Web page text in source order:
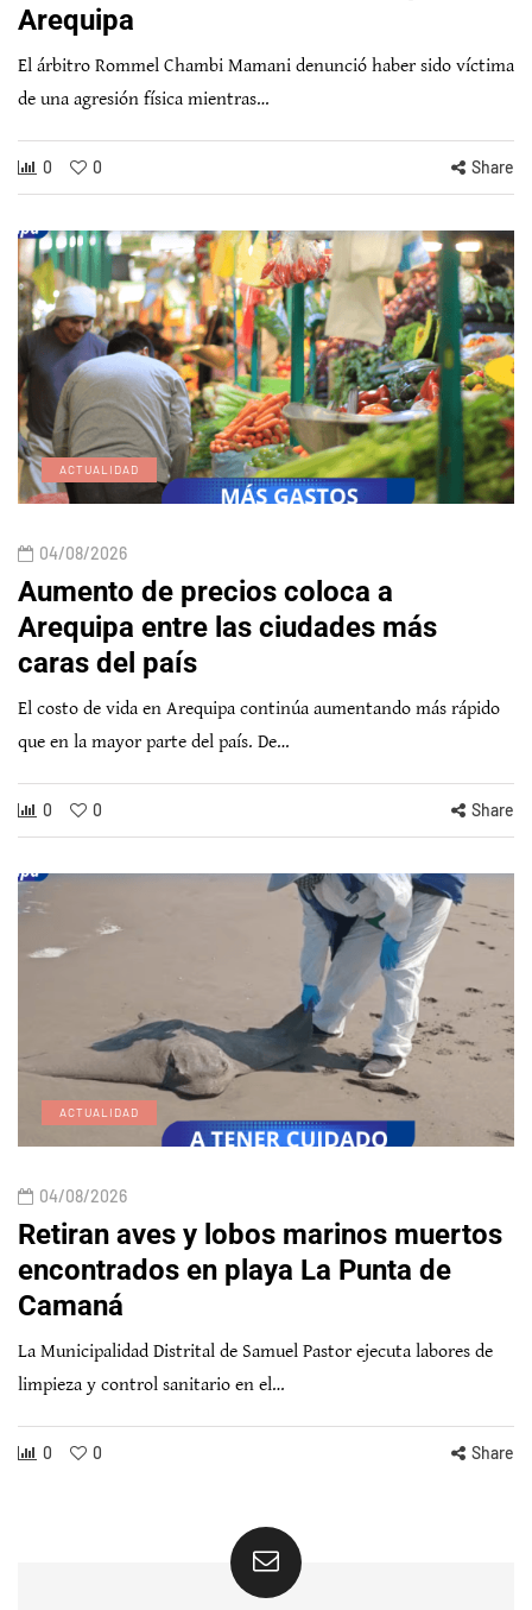
Arequipa
El árbitro Rommel Chambi Mamani denunció haber sido víctima
de una agresión física mientras…
0 0 Share
ACTUALIDAD
04/08/2026
Aumento de precios coloca a
Arequipa entre las ciudades más
caras del país
El costo de vida en Arequipa continúa aumentando más rápido
que en la mayor parte del país. De…
0 0 Share
ACTUALIDAD
04/08/2026
Retiran aves y lobos marinos muertos
encontrados en playa La Punta de
Camaná
La Municipalidad Distrital de Samuel Pastor ejecuta labores de
limpieza y control sanitario en el…
0 0 Share